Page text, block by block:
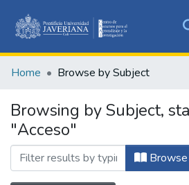
&
All of
Home Browse by Subject
Browsing by Subject,
"Acceso"
Browse